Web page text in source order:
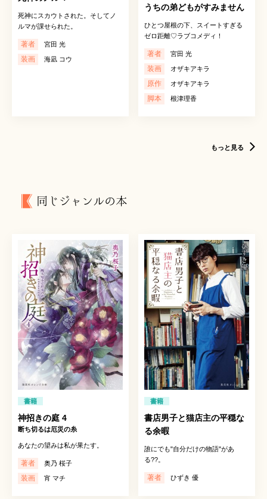
死神にスカウトされた。そしてノ
ルマが課せられた。
著者 宮田 光
装画 海凪 コウ
うちの弟どもがすみません
ひとつ屋根の下、スイートすぎる
ゼロ距離♡ラブコメディ！
著者 宮田 光
装画 オザキアキラ
原作 オザキアキラ
脚本 根津理香
もっと見る
同じジャンルの本
書籍
神招きの庭 4
断ち切るは厄災の糸
あなたの望みは私が果たす。
著者 奥乃 桜子
装画 宵 マチ
書籍
書店男子と猫店主の平穏な
る余暇
誰にでも"自分だけの物語"があ
る??。
著者 ひずき 優